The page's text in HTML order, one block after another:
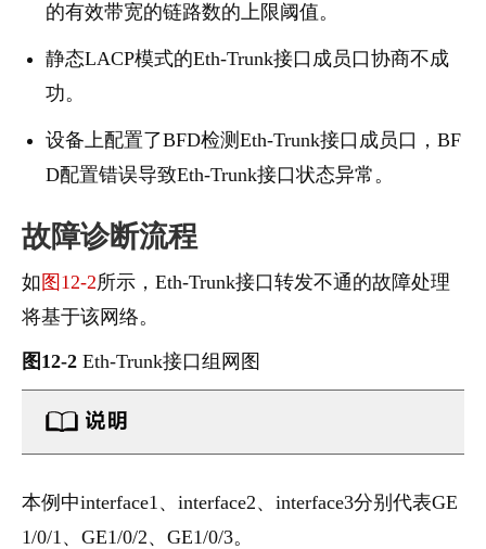
的有效带宽的链路数的上限阈值。
静态LACP模式的Eth-Trunk接口成员口协商不成
功。
设备上配置了BFD检测Eth-Trunk接口成员口，BF
D配置错误导致Eth-Trunk接口状态异常。
故障诊断流程
如图12-2所示，Eth-Trunk接口转发不通的故障处理
将基于该网络。
图12-2 Eth-Trunk接口组网图
本例中interface1、interface2、interface3分别代表GE
1/0/1 、GE1/0/2、GE1/0/3。